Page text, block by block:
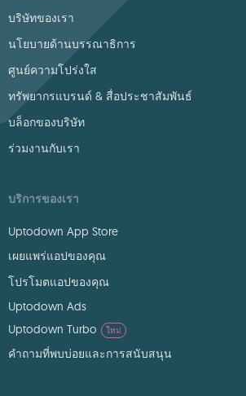
บริษัทของเรา
นโยบายด้านบรรณาธิการ
ศูนย์ความโปร่งใส
ทรัพยากรแบรนด์ & สื่อประชาสัมพันธ์
บล็อกของบริษัท
ร่วมงานกับเรา
บริการของเรา
Uptodown App Store
เผยแพร่แอปของคุณ
โปรโมตแอปของคุณ
Uptodown Ads
Uptodown Turbo
ใหม่
คำถามที่พบบ่อยและการสนับสนุน